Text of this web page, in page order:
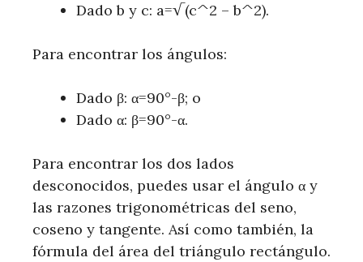
Dado b y c: a=√(c^2 – b^2).
Para encontrar los ángulos:
Dado β: α=90°-β; o
Dado α: β=90°-α.
Para encontrar los dos lados
desconocidos, puedes usar el ángulo α y
las razones trigonométricas del seno,
coseno y tangente. Así como también, la
fórmula del área del triángulo rectángulo.